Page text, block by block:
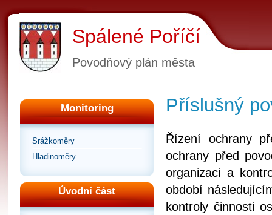
Spálené Poříčí
Povodňový plán města
Monitoring
Srážkoměry
Hladinoměry
Úvodní část
Příslušný
Řízení ochrany
ochrany před
organizaci a
období
kontroly činnosti